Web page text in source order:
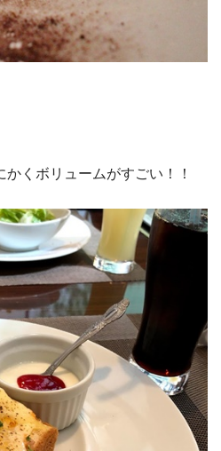
くボリュームがすごい！！